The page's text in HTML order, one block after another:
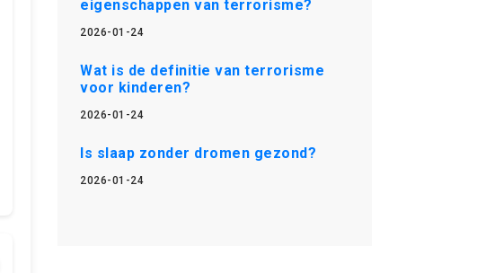
eigenschappen van terrorisme?
2026-01-24
Wat is de definitie van terrorisme
voor kinderen?
2026-01-24
Is slaap zonder dromen gezond?
2026-01-24